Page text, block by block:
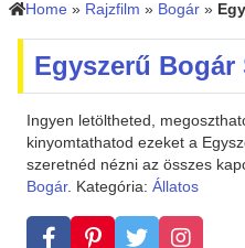
Home » Rajzfilm » Bogár »
Egyszerű Bogár
Ingyen letöltheted,
kinyomtathatod ezeket a
szeretnéd nézni az összes
Bogár. Kategória: Állatos